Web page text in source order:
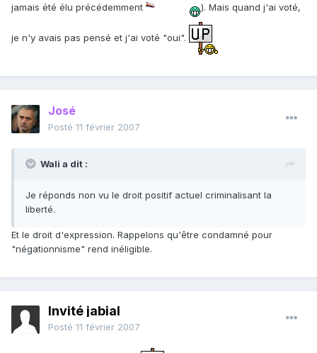
jamais été élu précédemment
). Mais quand j'ai voté,
je n'y avais pas pensé et j'ai voté "oui".
José
Posté 11 février 2007
Wali a dit :
Je réponds non vu le droit positif actuel criminalisant la
liberté.
Et le droit d'expression. Rappelons qu'être condamné pour
"négationnisme" rend inéligible.
Invité jabial
Posté 11 février 2007